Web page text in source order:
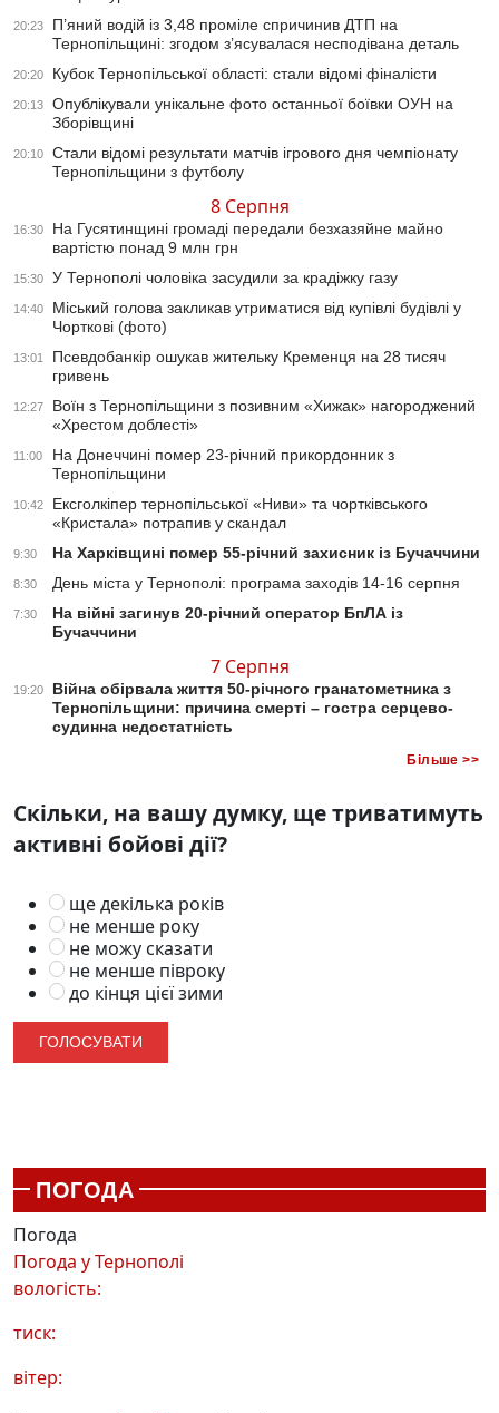
20:23
П’яний водій із 3,48 проміле спричинив ДТП на
Тернопільщині: згодом з’ясувалася несподівана деталь
20:20 Кубок Тернопільської області: стали відомі фіналісти
20:13
Опублікували унікальне фото останньої боївки ОУН на
Зборівщині
20:10
Стали відомі результати матчів ігрового дня чемпіонату
Тернопільщини з футболу
8 Серпня
16:30
На Гусятинщині громаді передали безхазяйне майно
вартістю понад 9 млн грн
15:30 У Тернополі чоловіка засудили за крадіжку газу
14:40
Міський голова закликав утриматися від купівлі будівлі у
Чорткові (фото)
13:01
Псевдобанкір ошукав жительку Кременця на 28 тисяч
гривень
12:27
Воїн з Тернопільщини з позивним «Хижак» нагороджений
«Хрестом доблесті»
11:00
На Донеччині помер 23-річний прикордонник з
Тернопільщини
10:42
Ексголкіпер тернопільської «Ниви» та чортківського
«Кристала» потрапив у скандал
9:30 На Харківщині помер 55-річний захисник із Бучаччини
8:30 День міста у Тернополі: програма заходів 14-16 серпня
7:30
На війні загинув 20-річний оператор БпЛА із
Бучаччини
7 Серпня
19:20
Війна обірвала життя 50-річного гранатометника з
Тернопільщини: причина смерті – гостра серцево-
судинна недостатність
Більше >>
Скільки, на вашу думку, ще триватимуть
активні бойові дії?
ще декілька років
не менше року
не можу сказати
не менше півроку
до кінця цієї зими
ПОГОДА
Погода
Погода уТернополі
вологість:
тиск:
вітер: